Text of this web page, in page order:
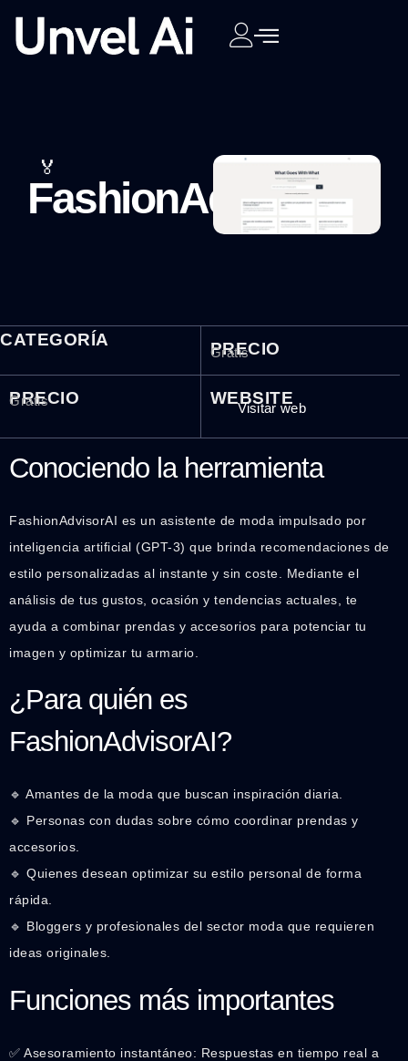
🏅
FashionAdvisorAI
CATEGORÍA PRECIO
Gratis
PRECIO
Gratis WEBSITE
Visitar web
Conociendo la herramienta
FashionAdvisorAI es un asistente de moda impulsado por
inteligencia artificial (GPT-3) que brinda recomendaciones de
estilo personalizadas al instante y sin coste. Mediante el
análisis de tus gustos, ocasión y tendencias actuales, te
ayuda a combinar prendas y accesorios para potenciar tu
imagen y optimizar tu armario.
¿Para quién es
FashionAdvisorAI?
🔹 Amantes de la moda que buscan inspiración diaria.
🔹 Personas con dudas sobre cómo coordinar prendas y
accesorios.
🔹 Quienes desean optimizar su estilo personal de forma
rápida.
🔹 Bloggers y profesionales del sector moda que requieren
ideas originales.
Funciones más importantes
✅ Asesoramiento instantáneo: Respuestas en tiempo real a